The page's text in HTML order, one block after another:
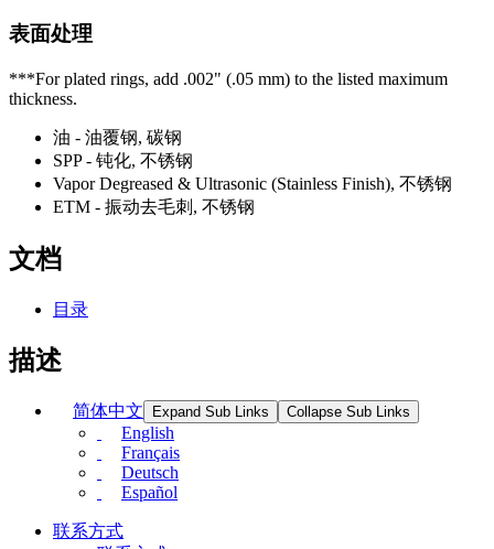
表面处理
***For plated rings, add .002" (.05 mm) to the listed maximum
thickness.
油 - 油覆钢, 碳钢
SPP - 钝化, 不锈钢
Vapor Degreased & Ultrasonic (Stainless Finish), 不锈钢
ETM - 振动去毛刺, 不锈钢
文档
目录
描述
简体中文 Expand Sub Links Collapse Sub Links
English
Français
Deutsch
Español
联系方式